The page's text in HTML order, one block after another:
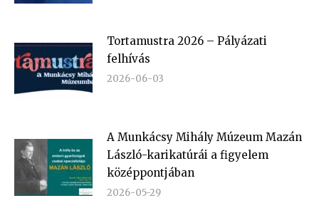
Tortamustra 2026 – Pályázati
felhívás
2026-06-03
A Munkácsy Mihály Múzeum Mazán
László-karikatúrái a figyelem
középpontjában
2026-05-29